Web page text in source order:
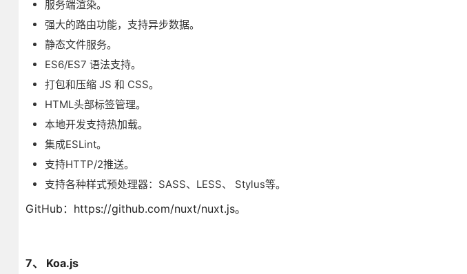
服务端渲染。
强大的路由功能，支持异步数据。
静态文件服务。
ES6/ES7 语法支持。
打包和压缩 JS 和 CSS。
HTML头部标签管理。
本地开发支持热加载。
集成ESLint。
支持HTTP/2推送。
支持各种样式预处理器：SASS、LESS、 Stylus等。
GitHub：https://github.com/nuxt/nuxt.js。
7、 Koa.js